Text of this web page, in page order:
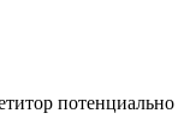
потенциально